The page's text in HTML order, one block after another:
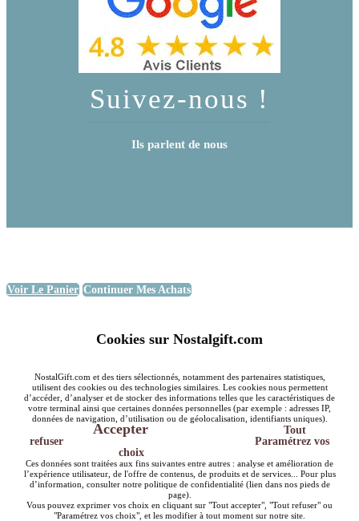
Suivez-nous !
Ils parlent de nous
Voir Le Panier Continuer Mes Achats
Cookies sur Nostalgift.com
NostalGift.com et des tiers sélectionnés, notamment des partenaires statistiques,
utilisent des cookies ou des technologies similaires. Les cookies nous permettent
d’accéder, d’analyser et de stocker des informations telles que les caractéristiques de
votre terminal ainsi que certaines données personnelles (par exemple : adresses IP,
données de navigation, d’utilisation ou de géolocalisation, identifiants uniques).
Accepter
Tout
refuser
Paramétrez vos
choix
Ces données sont traitées aux fins suivantes entre autres : analyse et amélioration de
l’expérience utilisateur, de l'offre de contenus, de produits et de services... Pour plus
d’information, consulter notre politique de confidentialité (lien dans nos pieds de
page).
Vous pouvez exprimer vos choix en cliquant sur "Tout accepter", "Tout refuser" ou
"Paramétrez vos choix", et les modifier à tout moment sur notre site.